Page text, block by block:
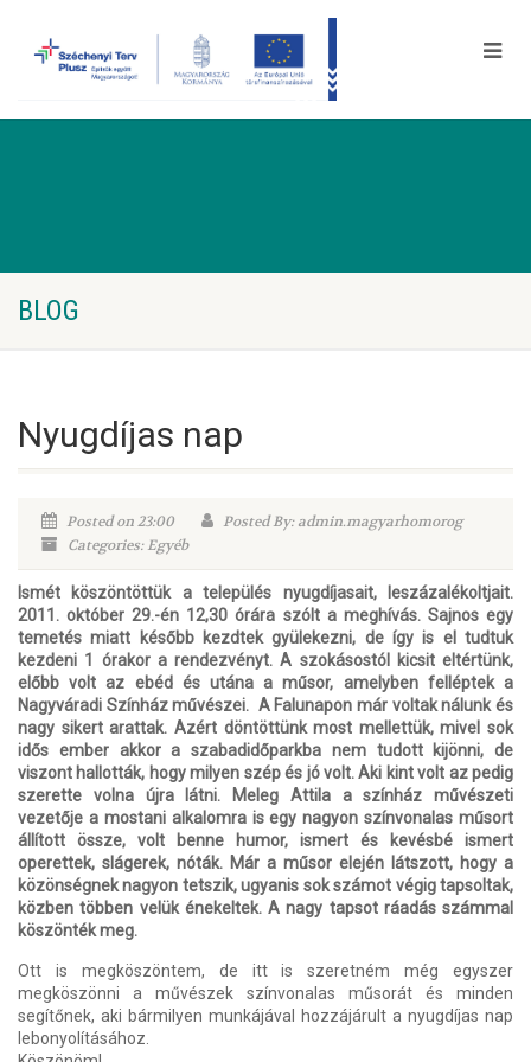
BLOG
Nyugdíjas nap
Posted on 23:00
Posted By: admin.magyarhomorog
Categories: Egyéb
Ismét köszöntöttük a település nyugdíjasait, leszázalékoltjait.
2011. október 29.-én 12,30 órára szólt a meghívás. Sajnos egy
temetés miatt később kezdtek gyülekezni, de így is el tudtuk
kezdeni 1 órakor a rendezvényt. A szokásostól kicsit eltértünk,
előbb volt az ebéd és utána a műsor, amelyben felléptek a
Nagyváradi Színház művészei. A Falunapon már voltak nálunk és
nagy sikert arattak. Azért döntöttünk most mellettük, mivel sok
idős ember akkor a szabadidőparkba nem tudott kijönni, de
viszont hallották, hogy milyen szép és jó volt. Aki kint volt az pedig
szerette volna újra látni. Meleg Attila a színház művészeti
vezetője a mostani alkalomra is egy nagyon színvonalas műsort
állított össze, volt benne humor, ismert és kevésbé ismert
operettek, slágerek, nóták. Már a műsor elején látszott, hogy a
közönségnek nagyon tetszik, ugyanis sok számot végig tapsoltak,
közben többen velük énekeltek. A nagy tapsot ráadás számmal
köszönték meg.
Ott is megköszöntem, de itt is szeretném még egyszer
megköszönni a művészek színvonalas műsorát és minden
segítőnek, aki bármilyen munkájával hozzájárult a nyugdíjas nap
lebonyolításához.